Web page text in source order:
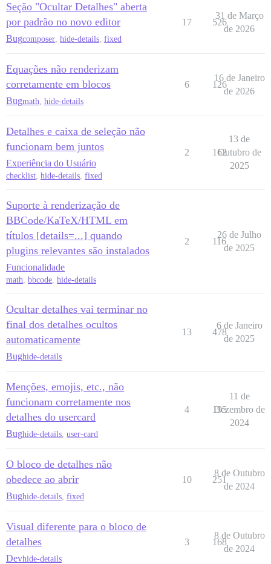
Seção "Ocultar Detalhes" aberta
por padrão no novo editor
Bugcomposer hide-details fixed
17 526
31 de Março
de 2026
Equações não renderizam
corretamente em blocos
Bugmath hide-details
6 126
16 de Janeiro
de 2026
Detalhes e caixa de seleção não
funcionam bem juntos
Experiência do Usuário
checklist, hide-details, fixed
2 162
13 de
Outubro de
2025
Suporte à renderização de
BBCode/KaTeX/HTML em
títulos [details=...] quando
plugins relevantes são instalados
Funcionalidade
math, bbcode, hide-details
2 116
26 de Julho
de 2025
Ocultar detalhes vai terminar no
final dos detalhes ocultos
automaticamente
Bughide-details
13 478
6 de Janeiro
de 2025
Menções, emojis, etc., não
funcionam corretamente nos
detalhes do usercard
Bughide-details user-card
4 195
11 de
Dezembro de
2024
O bloco de detalhes não
obedece ao abrir
Bughide-details fixed
10 251
8 de Outubro
de 2024
Visual diferente para o bloco de
detalhes
Devhide-details
3 168
8 de Outubro
de 2024